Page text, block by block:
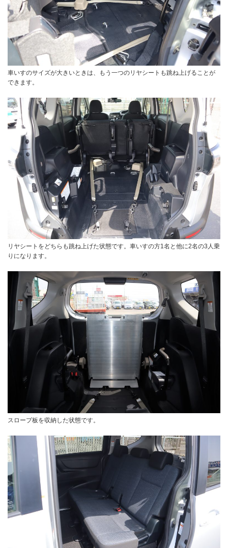
車いすのサイズが大きいときは、もう一つのリヤシートも跳ね上げることが
できます。
リヤシートをどちらも跳ね上げた状態です。車いすの方1名と他に2名の3人乗
りになります。
スロープ板を収納した状態です。